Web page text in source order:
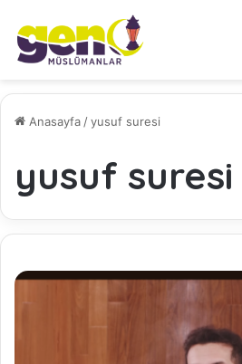
Anasayfa /yusuf suresi
yusuf suresi